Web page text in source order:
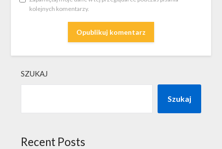
kolejnych komentarzy.
SZUKAJ
Szukaj
Recent Posts